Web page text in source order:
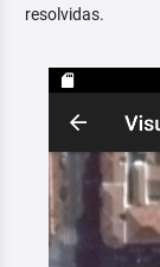
resolvidas.